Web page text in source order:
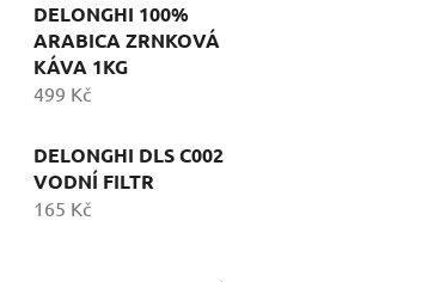
DELONGHI 100%
ARABICA ZRNKOVÁ
KÁVA 1KG
499 Kč
DELONGHI DLS C002
VODNÍ FILTR
165 Kč